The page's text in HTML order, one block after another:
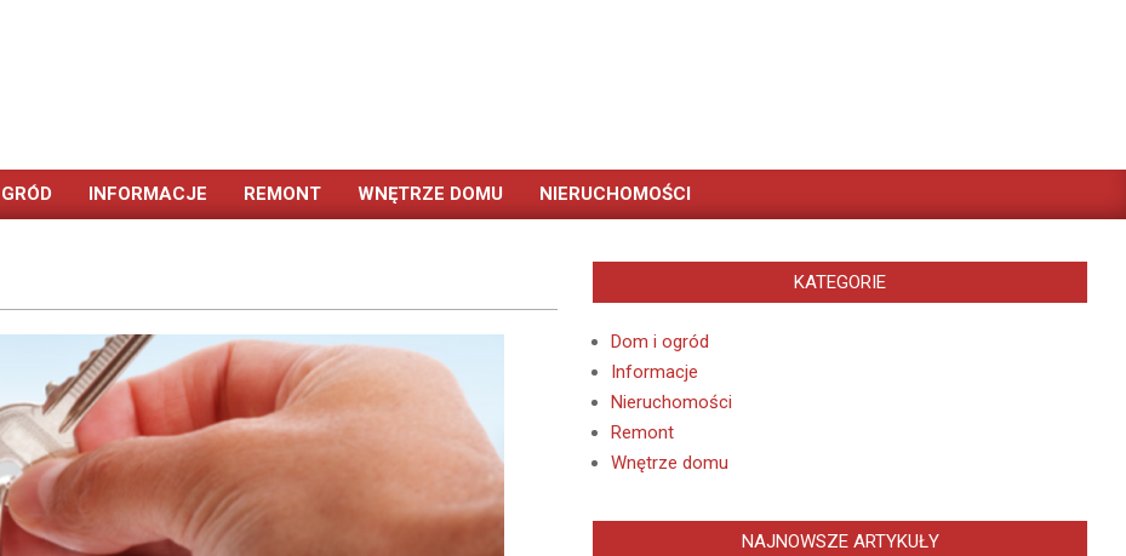
Primary
INFORMACJE REMONT WNĘTRZE DOMU NIERUCHOMOŚCI
KATEGORIE
Dom i ogród
Informacje
Nieruchomości
Remont
Wnętrze domu
NAJNOWSZE ARTYKUŁY